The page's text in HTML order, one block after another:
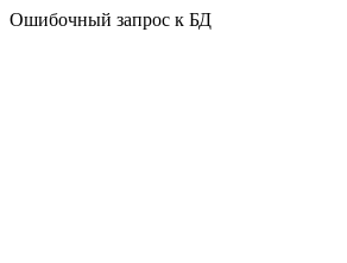
Ошибочный запрос к БД